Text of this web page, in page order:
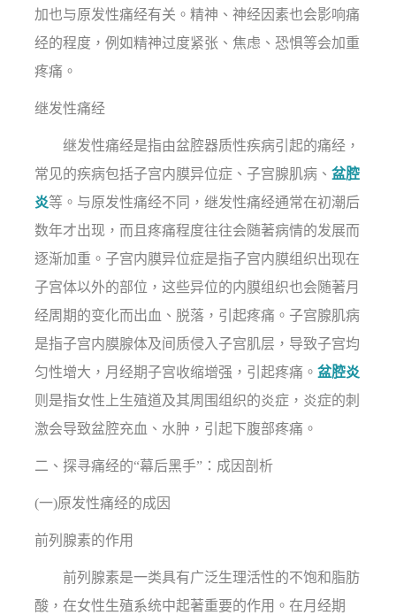
加也与原发性痛经有关。精神、神经因素也会影响痛
经的程度，例如精神过度紧张、焦虑、恐惧等会加重
疼痛。
继发性痛经
继发性痛经是指由盆腔器质性疾病引起的痛经，
常见的疾病包括子宫内膜异位症、子宫腺肌病、盆腔
炎等。与原发性痛经不同，继发性痛经通常在初潮后
数年才出现，而且疼痛程度往往会随著病情的发展而
逐渐加重。子宫内膜异位症是指子宫内膜组织出现在
子宫体以外的部位，这些异位的内膜组织也会随著月
经周期的变化而出血、脱落，引起疼痛。子宫腺肌病
是指子宫内膜腺体及间质侵入子宫肌层，导致子宫均
匀性增大，月经期子宫收缩增强，引起疼痛。盆腔炎
则是指女性上生殖道及其周围组织的炎症，炎症的刺
激会导致盆腔充血、水肿，引起下腹部疼痛。
二、探寻痛经的“幕后黑手”：成因剖析
(一)原发性痛经的成因
前列腺素的作用
前列腺素是一类具有广泛生理活性的不饱和脂肪
酸，在女性生殖系统中起著重要的作用。在月经期